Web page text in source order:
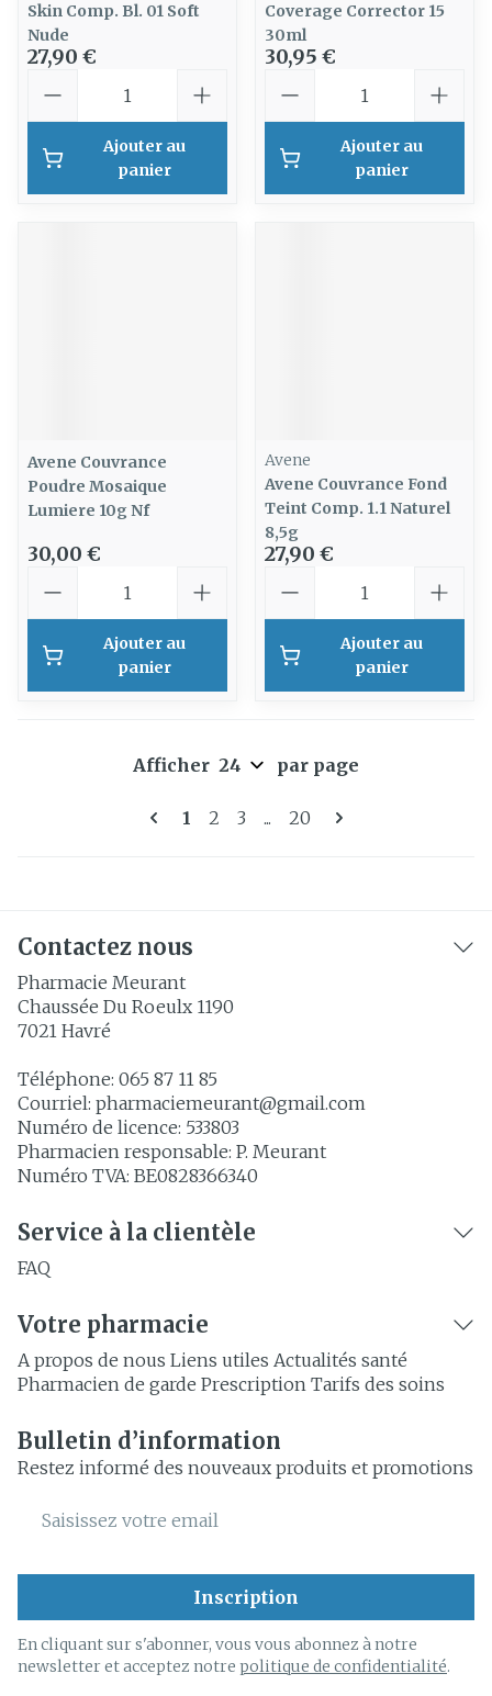
Skin Comp. Bl. 01 Soft
Nude
27,90 €
Ajouter au
panier
Coverage Corrector 15
30ml
30,95 €
Ajouter au
panier
Avene Couvrance
Poudre Mosaique
Lumiere 10g Nf
30,00 €
Ajouter au
panier
Avene
Avene Couvrance Fond
Teint Comp. 1.1 Naturel
8,5g
27,90 €
Ajouter au
panier
Pages
Vous lisez actuellement la page
1 Page
2 Page
3 ... Page
20
Afficher par page
Contactez nous
Pharmacie Meurant
Chaussée Du Roeulx 1190
7021 Havré
Téléphone: 065 87 11 85
Courriel: pharmaciemeurant@gmail.com
Numéro de licence: 533803
Pharmacien responsable: P. Meurant
Numéro TVA: BE0828366340
Service à la clientèle
FAQ
Votre pharmacie
A propos de nous Liens utiles Actualités santé
Pharmacien de garde Prescription Tarifs des soins
Bulletin d’information
Restez informé des nouveaux produits et promotions
Adresse mail
Inscription
En cliquant sur s'abonner, vous vous abonnez à notre
newsletter et acceptez notre politique de confidentialité.